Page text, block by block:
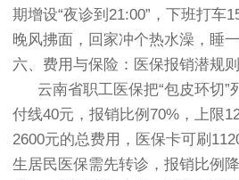
期增设“夜诊到21:00”，下班打车
晚风拂面，回家冲个热水澡，睡一
六、费用与保险：医保报销潜规
云南省职工医保把“包皮环切”
付线40元，报销比例70%，上限
2600元的总费用，医保卡可刷
生居民医保需先转诊，报销比例